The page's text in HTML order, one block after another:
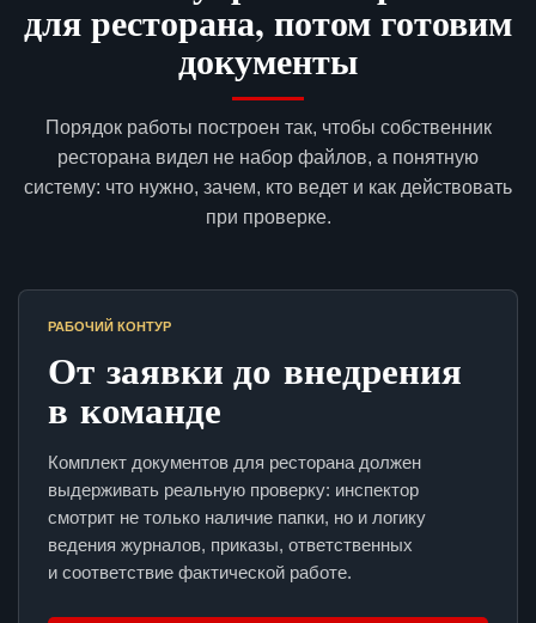
для ресторана, потом готовим
документы
Порядок работы построен так, чтобы собственник
ресторана видел не набор файлов, а понятную
систему: что нужно, зачем, кто ведет и как действовать
при проверке.
РАБОЧИЙ КОНТУР
От заявки до внедрения
в команде
Комплект документов для ресторана должен
выдерживать реальную проверку: инспектор
смотрит не только наличие папки, но и логику
ведения журналов, приказы, ответственных
и соответствие фактической работе.